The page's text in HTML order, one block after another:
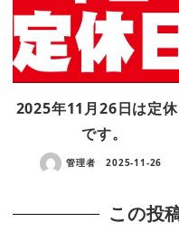
2025年11月26日は定休
です。
管理者 2025-11-26
この投